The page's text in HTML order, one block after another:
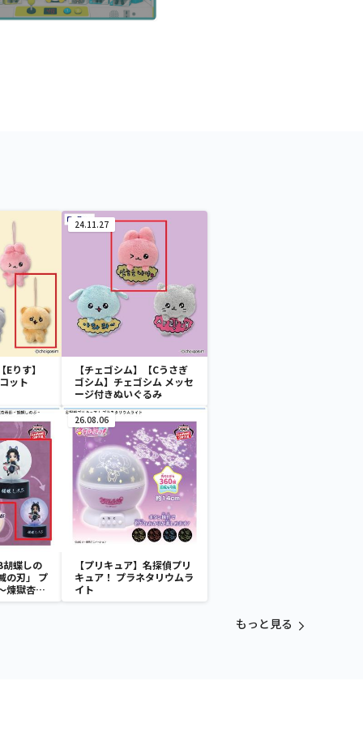
りす】
ット
24.11.27
【チェゴシム】【Cうさぎ
ゴシム】チェゴシム メッセ
ージ付きぬいぐるみ
胡蝶しの
の刃」 プ
煉獄杏寿
26.08.06
【プリキュア】名探偵プリ
キュア！ プラネタリウムラ
イト
もっと見る